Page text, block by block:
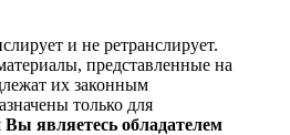
и не ретранслирует.
представленные на
их законным
только для
Вы являетесь обладателем